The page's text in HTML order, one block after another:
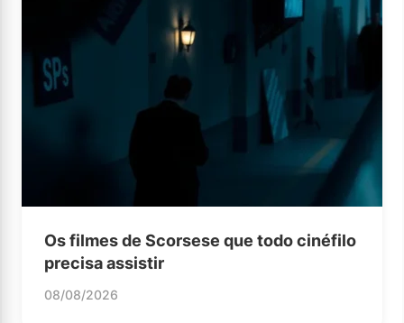
Os filmes de Scorsese que todo cinéfilo
precisa assistir
08/08/2026